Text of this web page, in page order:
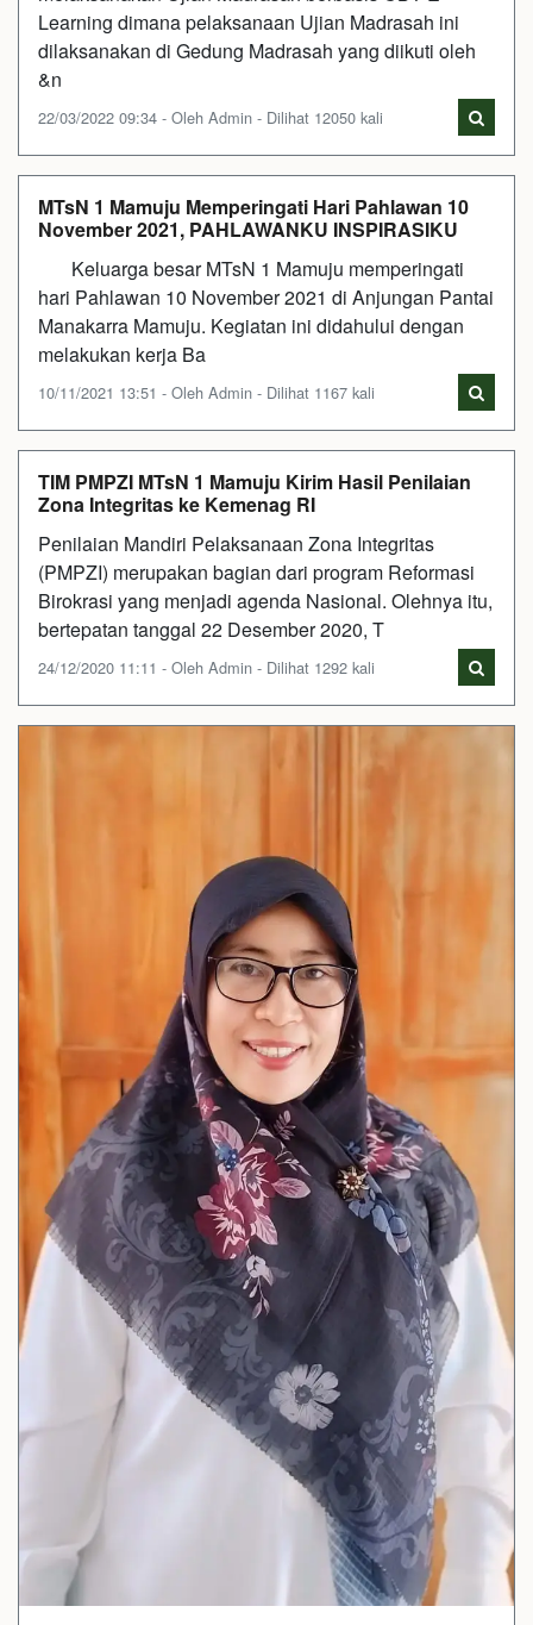
Learning dimana pelaksanaan Ujian Madrasah ini
dilaksanakan di Gedung Madrasah yang diikuti oleh
&n
22/03/2022 09:34 - Oleh Admin - Dilihat 12050 kali
MTsN 1 Mamuju Memperingati Hari Pahlawan 10
November 2021, PAHLAWANKU INSPIRASIKU
Keluarga besar MTsN 1 Mamuju memperingati
hari Pahlawan 10 November 2021 di Anjungan Pantai
Manakarra Mamuju. Kegiatan ini didahului dengan
melakukan kerja Ba
10/11/2021 13:51 - Oleh Admin - Dilihat 1167 kali
TIM PMPZI MTsN 1 Mamuju Kirim Hasil Penilaian
Zona Integritas ke Kemenag RI
Penilaian Mandiri Pelaksanaan Zona Integritas
(PMPZI) merupakan bagian dari program Reformasi
Birokrasi yang menjadi agenda Nasional. Olehnya itu,
bertepatan tanggal 22 Desember 2020, T
24/12/2020 11:11 - Oleh Admin - Dilihat 1292 kali